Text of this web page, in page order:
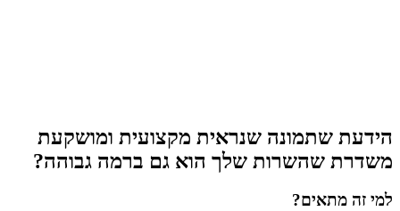
הידעת שתמונה שנראית מקצועית ומושקעת
משדרת שהשרות שלך הוא גם ברמה גבוהה?
למי זה מתאים?